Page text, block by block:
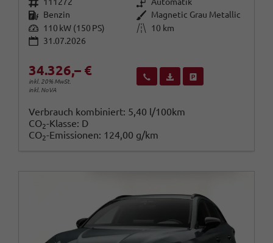
Kraftstoff Benzin Außenfarbe Magnetic Grau Metallic
Leistung 110 kW (150 PS) Kilometerstand
10 km
31.07.2026
34.326,– €
inkl. 20% MwSt.
inkl. NoVA
Wir rufen Sie anFahrzeugexposé (PDF)
Verbrauch kombiniert: 5,40 l/100km
CO2-Klasse: D
CO2-Emissionen: 124,00 g/km